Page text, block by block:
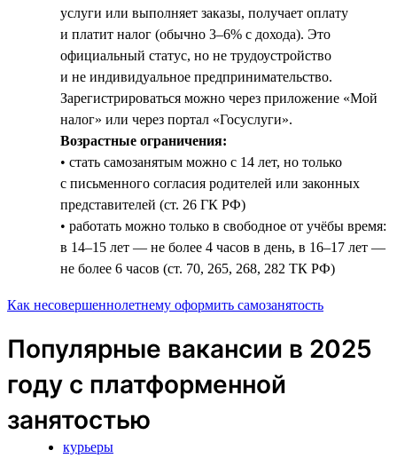
услуги или выполняет заказы, получает оплату
и платит налог (обычно 3–6% с дохода). Это
официальный статус, но не трудоустройство
и не индивидуальное предпринимательство.
Зарегистрироваться можно через приложение «Мой
налог» или через портал «Госуслуги».
Возрастные ограничения:
• стать самозанятым можно с 14 лет, но только
с письменного согласия родителей или законных
представителей (ст. 26 ГК РФ)
• работать можно только в свободное от учёбы время:
в 14–15 лет — не более 4 часов в день, в 16–17 лет —
не более 6 часов (ст. 70, 265, 268, 282 ТК РФ)
Как несовершеннолетнему оформить самозанятость
Популярные вакансии в 2025
году с платформенной
занятостью
курьеры